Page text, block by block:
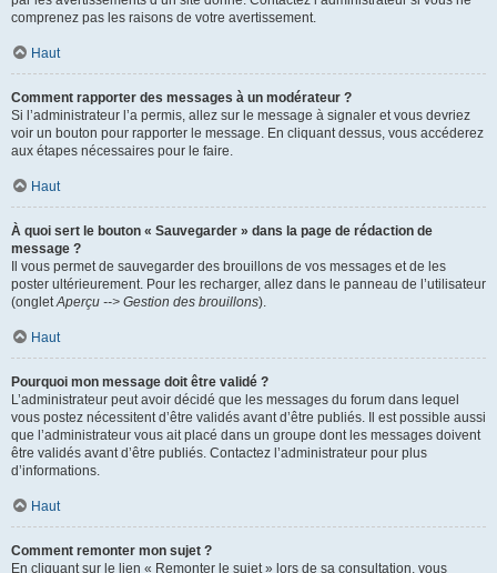
comprenez pas les raisons de votre avertissement.
Haut
Comment rapporter des messages à un modérateur ?
Si l’administrateur l’a permis, allez sur le message à signaler et vous devriez
voir un bouton pour rapporter le message. En cliquant dessus, vous accéderez
aux étapes nécessaires pour le faire.
Haut
À quoi sert le bouton « Sauvegarder » dans la page de rédaction de
message ?
Il vous permet de sauvegarder des brouillons de vos messages et de les
poster ultérieurement. Pour les recharger, allez dans le panneau de l’utilisateur
(ongletAperçu --> Gestion des brouillons).
Haut
Pourquoi mon message doit être validé ?
L’administrateur peut avoir décidé que les messages du forum dans lequel
vous postez nécessitent d’être validés avant d’être publiés. Il est possible aussi
que l’administrateur vous ait placé dans un groupe dont les messages doivent
être validés avant d’être publiés. Contactez l’administrateur pour plus
d’informations.
Haut
Comment remonter mon sujet ?
En cliquant sur le lien « Remonter le sujet » lors de sa consultation, vous